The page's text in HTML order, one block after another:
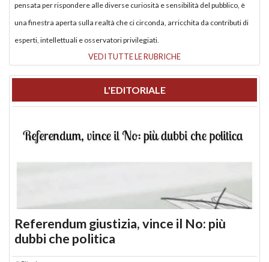
pensata per rispondere alle diverse curiosità e sensibilità del pubblico, è
una finestra aperta sulla realtà che ci circonda, arricchita da contributi di
esperti, intellettuali e osservatori privilegiati.
VEDI TUTTE LE RUBRICHE
L'EDITORIALE
Referendum giustizia, vince il No: più
dubbi che politica